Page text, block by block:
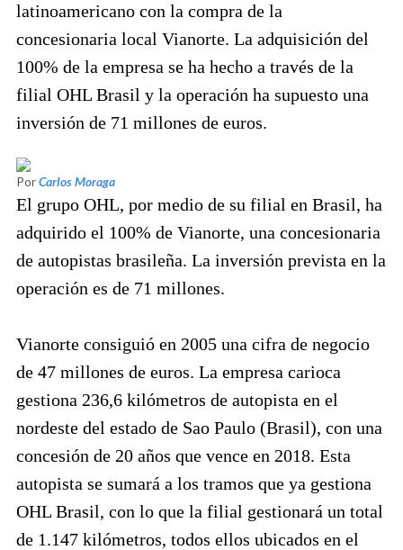
latinoamericano con la compra de la
concesionaria local Vianorte. La adquisición del
100% de la empresa se ha hecho a través de la
filial OHL Brasil y la operación ha supuesto una
inversión de 71 millones de euros.
PorCarlos Moraga
El grupo OHL, por medio de su filial en Brasil, ha
adquirido el 100% de Vianorte, una concesionaria
de autopistas brasileña. La inversión prevista en la
operación es de 71 millones.
Vianorte consiguió en 2005 una cifra de negocio
de 47 millones de euros. La empresa carioca
gestiona 236,6 kilómetros de autopista en el
nordeste del estado de Sao Paulo (Brasil), con una
concesión de 20 años que vence en 2018. Esta
autopista se sumará a los tramos que ya gestiona
OHL Brasil, con lo que la filial gestionará un total
de 1.147 kilómetros, todos ellos ubicados en el